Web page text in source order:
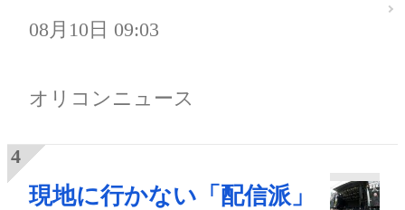
08月10日 09:03
オリコンニュース
現地に行かない「配信派」